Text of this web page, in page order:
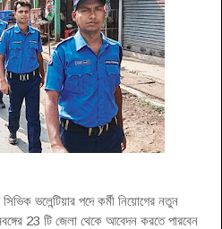
সিভিক ভলেন্টিয়ার পদে কর্মী নিয়োগের নতুন
23 টি জেলা থেকে আবেদন করতে পারবেন